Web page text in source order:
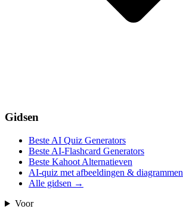
Gidsen
Beste AI Quiz Generators
Beste AI-Flashcard Generators
Beste Kahoot Alternatieven
AI-quiz met afbeeldingen & diagrammen
Alle gidsen →
Voor